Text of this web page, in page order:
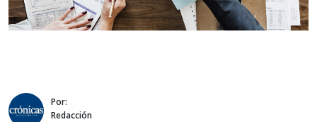
Por:
Redacción